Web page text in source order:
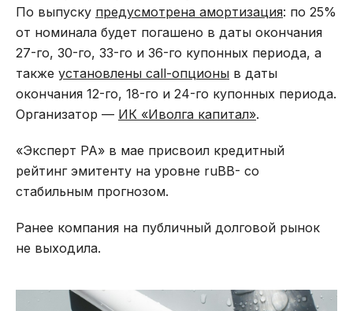
По выпуску предусмотрена амортизация: по 25%
от номинала будет погашено в даты окончания
27-го, 30-го, 33-го и 36-го купонных периода, а
также установлены call-опционы в даты
окончания 12-го, 18-го и 24-го купонных периода.
Организатор — ИК «Иволга капитал».
«Эксперт РА» в мае присвоил кредитный
рейтинг эмитенту на уровне ruBB- со
стабильным прогнозом.
Ранее компания на публичный долговой рынок
не выходила.